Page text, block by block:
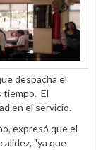
despacha el
tiempo. El
en el servicio.
expresó que el
"ya que